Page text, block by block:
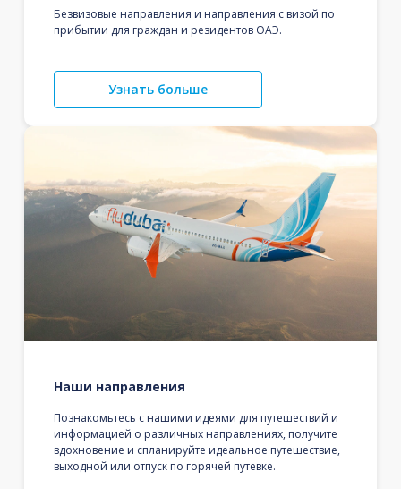
Безвизовые направления и направления с визой по
прибытии для граждан и резидентов ОАЭ.
Узнать больше
Наши направления
Познакомьтесь с нашими идеями для путешествий и
информацией о различных направлениях, получите
вдохновение и спланируйте идеальное путешествие,
выходной или отпуск по горячей путевке.